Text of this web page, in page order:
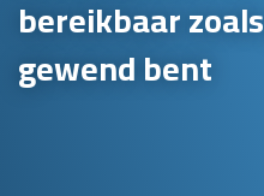
bereikbaar
gewend bent